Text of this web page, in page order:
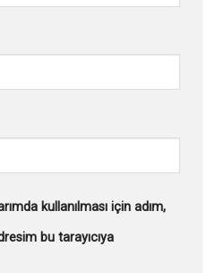
kullanılması için adım,
bu tarayıcıya